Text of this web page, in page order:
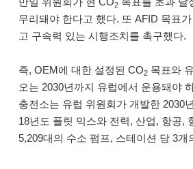
2
무리돼야 한다고 했다. 또 AFID 목표
고 구속력 있는 시행조치를 촉구했다.
즉, OEM에 대한 설정된 CO2 목표와
오는 2030년까지 유럽에서 운용돼야
충전소는 유럽 위원회가 개발한 2030
18년도 플릿 믹스와 전력, 산업, 항공,
5,209대의 수소 펌프, 스테이션 당 3